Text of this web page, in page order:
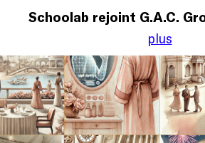
Schoolab rejoint G.A.C.
plus